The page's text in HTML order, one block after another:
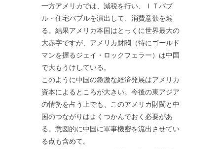
一方アメリカでは、減税を行い、ＩＴバブ
ル・住宅バブルを演出して、消費意欲を煽
る。結果アメリカ本国はとっくに世界最大の
大赤字ですが、アメリカ財閥（特にゴールド
マンを握るジェイ・ロックフェラー）は中国
で大もうけしている。
このように中国の急激な経済発展はアメリカ
資本によるところが大きい。今後の東アジア
の情勢を占う上でも、このアメリカ財閥と中
国のつながりはよくつかんでおく必要があ
る。意図的に中国に軍事機密を流出させてい
る点も含めて。